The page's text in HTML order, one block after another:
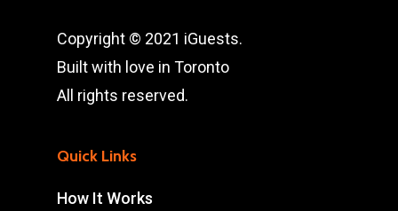
Copyright © 2021 iGuests.
Built with love in Toronto
All rights reserved.
Quick Links
How It Works